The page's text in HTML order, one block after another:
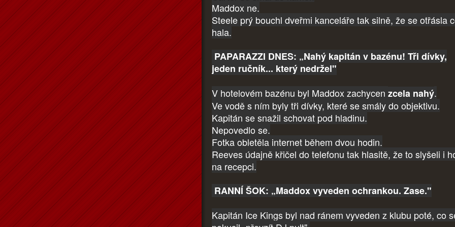
Maddox ne.
Steele prý bouchl dveřmi kanceláře tak silně, že se otřásla
hala.
PAPARAZZI DNES: „Nahý kapitán v bazénu! Tři dívky,
jeden ručník... který nedržel"
V hotelovém bazénu byl Maddox zachycen zcela nahý.
Ve vodě s ním byly tři dívky, které se smály do objektivu.
Kapitán se snažil schovat pod hladinu.
Nepovedlo se.
Fotka obletěla internet během dvou hodin.
Reeves údajně křičel do telefonu tak hlasitě, že to slyšeli i
na recepci.
RANNÍ ŠOK: „Maddox vyveden ochrankou. Zase."
Kapitán Ice Kings byl nad ránem vyveden z klubu poté, co